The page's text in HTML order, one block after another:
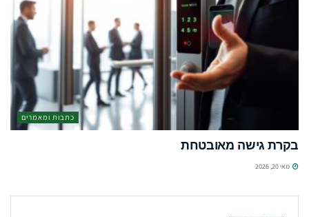
כתבות ומאמרים
בקרת גישה מאובטחת
מאי 20, 2026